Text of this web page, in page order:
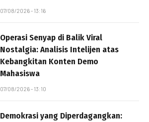
07/08/2026 - 13:16
Operasi Senyap di Balik Viral
Nostalgia: Analisis Intelijen atas
Kebangkitan Konten Demo
Mahasiswa
07/08/2026 - 13:10
Demokrasi yang Diperdagangkan: